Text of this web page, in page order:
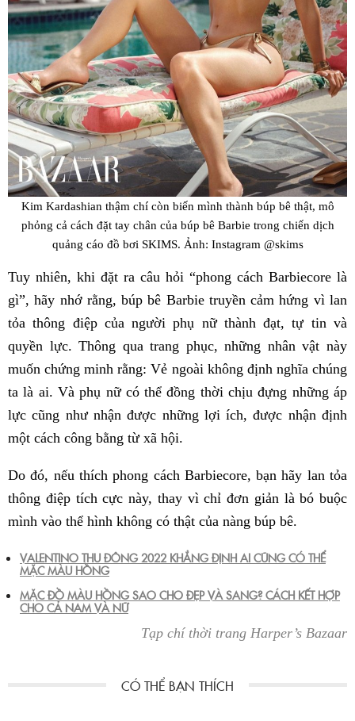
Kim Kardashian thậm chí còn biến mình thành búp bê thật, mô
phỏng cả cách đặt tay chân của búp bê Barbie trong chiến dịch
quảng cáo đồ bơi SKIMS. Ảnh: Instagram @skims
Tuy nhiên, khi đặt ra câu hỏi “phong cách Barbiecore là
gì”, hãy nhớ rằng, búp bê Barbie truyền cảm hứng vì lan
tỏa thông điệp của người phụ nữ thành đạt, tự tin và
quyền lực. Thông qua trang phục, những nhân vật này
muốn chứng minh rằng: Vẻ ngoài không định nghĩa chúng
ta là ai. Và phụ nữ có thể đồng thời chịu đựng những áp
lực cũng như nhận được những lợi ích, được nhận định
một cách công bằng từ xã hội.
Do đó, nếu thích phong cách Barbiecore, bạn hãy lan tỏa
thông điệp tích cực này, thay vì chỉ đơn giản là bó buộc
mình vào thể hình không có thật của nàng búp bê.
VALENTINO THU ĐÔNG 2022 KHẲNG ĐỊNH AI CŨNG CÓ THỂ
MẶC MÀU HỒNG
MẶC ĐỒ MÀU HỒNG SAO CHO ĐẸP VÀ SANG? CÁCH KẾT HỢP
CHO CẢ NAM VÀ NỮ
Tạp chí thời trang Harper’s Bazaar